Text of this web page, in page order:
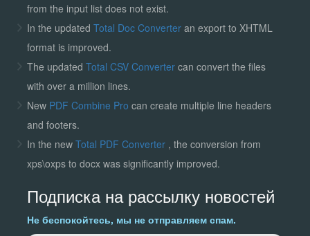
from the input list does not exist.
In the updated Total Doc Converter an export to XHTML
format is improved.
The updated Total CSV Convertercan convert the files
with over a million lines.
New PDF Combine Pro can create multiple line headers
and footers.
In the new Total PDF Converter , the conversion from
xps\oxps to docx was significantly improved.
Подписка на рассылку новостей
Не беспокойтесь, мы не отправляем спам.